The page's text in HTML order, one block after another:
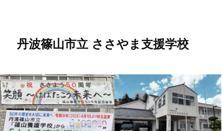
ツ
へ
移
動
へ
移
動
丹波篠山市立 ささやま支援学校